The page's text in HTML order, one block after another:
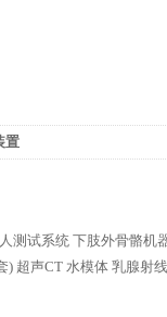
置
测试系统下肢外骨骼机
) 超声CT 水模体 乳腺射